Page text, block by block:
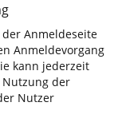
Anmeldeseite
Anmeldevorgang
kann jederzeit
der
Nutzer